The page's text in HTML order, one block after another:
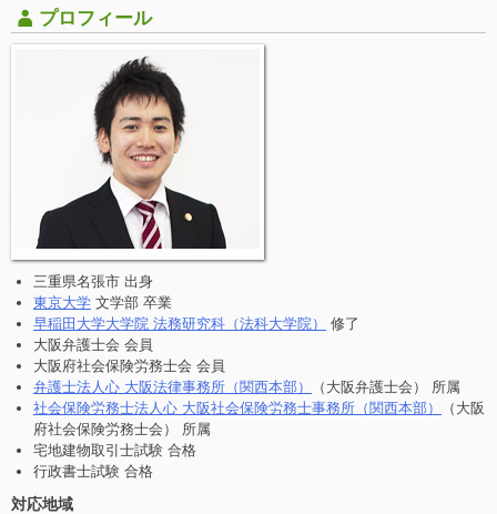
プロフィール
三重県名張市 出身
東京大学 文学部 卒業
早稲田大学大学院 法務研究科（法科大学院）
修了
大阪弁護士会 会員
大阪府社会保険労務士会 会員
弁護士法人心 大阪法律事務所（関西本部）
（大阪弁護士会） 所属
社会保険労務士法人心 大阪社会保険労務士事務所（関西本部）
（大阪
府社会保険労務士会） 所属
宅地建物取引士試験 合格
行政書士試験 合格
対応地域